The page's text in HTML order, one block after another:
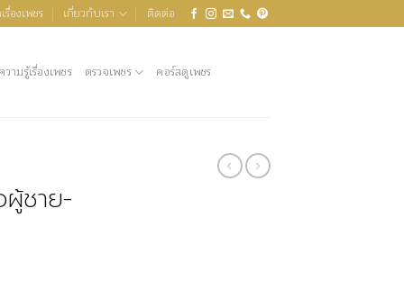
องเพชร เกี่ยวกับเรา ติดต่อ
วามรู้เรื่องเพชร ตรวจเพชร คอร์สดูเพชร
ผู้ชาย-